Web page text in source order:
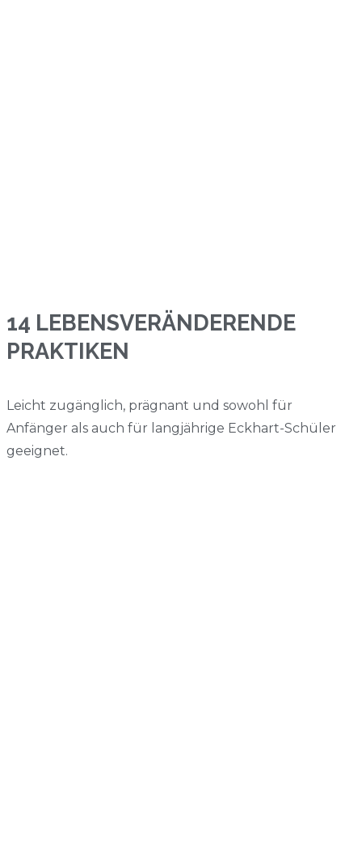
14 LEBENSVERÄNDERENDE
PRAKTIKEN
Leicht zugänglich, prägnant und sowohl für
Anfänger als auch für langjährige Eckhart-Schüler
geeignet.